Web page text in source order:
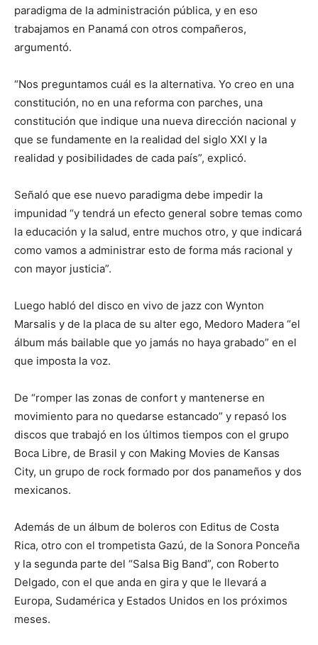
paradigma de la administración pública, y en eso
trabajamos en Panamá con otros compañeros,
argumentó.
“Nos preguntamos cuál es la alternativa. Yo creo en una
constitución, no en una reforma con parches, una
constitución que indique una nueva dirección nacional y
que se fundamente en la realidad del siglo XXI y la
realidad y posibilidades de cada país”, explicó.
Señaló que ese nuevo paradigma debe impedir la
impunidad “y tendrá un efecto general sobre temas como
la educación y la salud, entre muchos otro, y que indicará
como vamos a administrar esto de forma más racional y
con mayor justicia”.
Luego habló del disco en vivo de jazz con Wynton
Marsalis y de la placa de su alter ego, Medoro Madera “el
álbum más bailable que yo jamás no haya grabado” en el
que imposta la voz.
De “romper las zonas de confort y mantenerse en
movimiento para no quedarse estancado” y repasó los
discos que trabajó en los últimos tiempos con el grupo
Boca Libre, de Brasil y con Making Movies de Kansas
City, un grupo de rock formado por dos panameños y dos
mexicanos.
Además de un álbum de boleros con Editus de Costa
Rica, otro con el trompetista Gazú, de la Sonora Ponceña
y la segunda parte del “Salsa Big Band”, con Roberto
Delgado, con el que anda en gira y que le llevará a
Europa, Sudamérica y Estados Unidos en los próximos
meses.